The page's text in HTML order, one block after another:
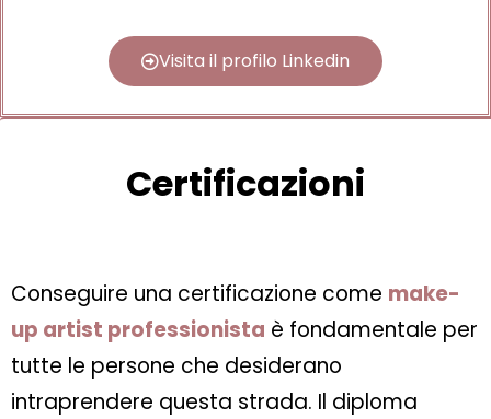
Visita il profilo Linkedin
Certificazioni
Conseguire una certificazione come make-
up artist professionista è fondamentale per
tutte le persone che desiderano
intraprendere questa strada. Il diploma